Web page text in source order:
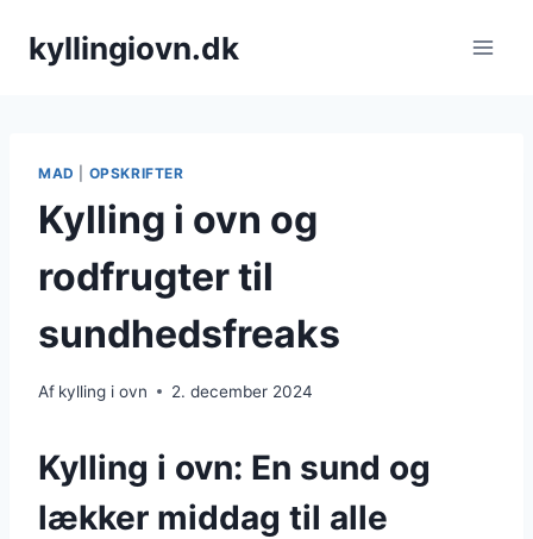
kyllingiovn.dk
MAD OPSKRIFTER
Kylling i ovn og
rodfrugter til
sundhedsfreaks
Af kylling i ovn 2. december 2024
Kylling i ovn: En sund og
lækker middag til alle